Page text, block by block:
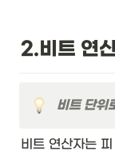
2.비트 연
비트 단위
비트 연산자는